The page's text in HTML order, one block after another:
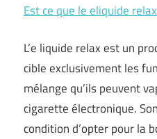
Est ce que le eliquide
L’e liquide relax est un
cible exclusivement les
mélange qu’ils peuvent
cigarette électronique.
condition d’opter pour la